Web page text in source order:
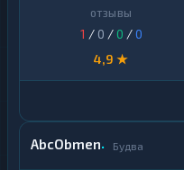
1 / 0 /0 /0
4,9 ★
AbcObmen Будва